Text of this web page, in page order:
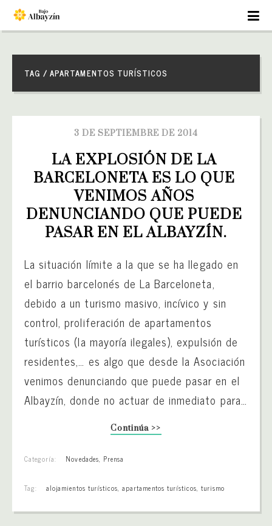
TAG / APARTAMENTOS TURÍSTICOS
3 DE SEPTIEMBRE DE 2014
LA EXPLOSIÓN DE LA
BARCELONETA ES LO QUE
VENIMOS AÑOS
DENUNCIANDO QUE PUEDE
PASAR EN EL ALBAYZÍN.
La situación límite a la que se ha llegado en
el barrio barcelonés de La Barceloneta,
debido a un turismo masivo, incívico y sin
control, proliferación de apartamentos
turísticos (la mayoría ilegales), expulsión de
residentes,… es algo que desde la Asociación
venimos denunciando que puede pasar en el
Albayzín, donde no actuar de inmediato para…
Continúa >>
Categoría: Novedades, Prensa
Tag: alojamientos turísticos,apartamentos turísticos,turismo